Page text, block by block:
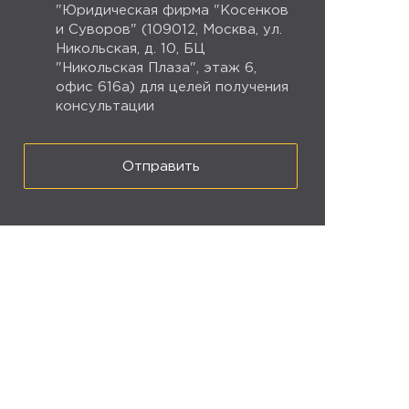
"Юридическая фирма "Косенков
и Суворов" (109012, Москва, ул.
Никольская, д. 10, БЦ
"Никольская Плаза", этаж 6,
офис 616а) для целей получения
консультации
Отправить